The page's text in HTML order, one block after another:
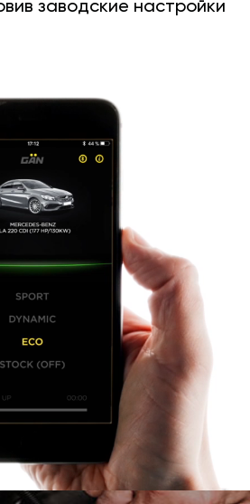
заводские настройки